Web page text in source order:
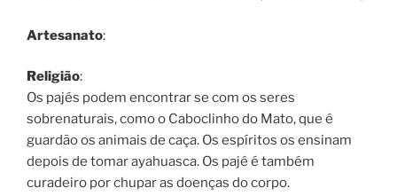
Artesanato:
Religião:
Os pajés podem encontrar se com os seres
sobrenaturais, como o Caboclinho do Mato, que é
guardão os animais de caça. Os espíritos os ensinam
depois de tomar ayahuasca. Os pajé é também
curadeiro por chupar as doenças do corpo.